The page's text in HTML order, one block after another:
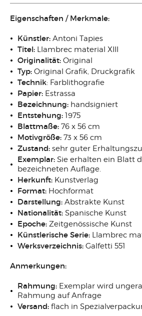
Eigenschaften / Merkmale:
Künstler: Antoni Tapies
Titel: Llambrec material XIII
Originalität: Original
Typ: Original Grafik, Druckgrafik
Technik: Farblithografie
Papier: Estrassa
Bezeichnung: handsigniert
Entstehung: 1975
Blattmaße: 76 x 56 cm
Motivgröße: 73 x 56 cm
Zustand: sehr guter
Exemplar: Sie erhalten ein Blatt
bezeichneten Auflage.
Herkunft: Kunstverlag
Format: Hochformat
Darstellung: Abstrakte Kunst
Nationalität: Spanische Kunst
Epoche: Zeitgenössische Kunst
Künstlerische Serie: Llambrec
Werksverzeichnis: Galfetti 551
Anmerkungen:
Rahmung: Exemplar wird
Rahmung auf Anfrage
Versand: flach in